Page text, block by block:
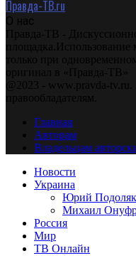
Правда-ТВ.ru
О нас
Правда-ТВ -
площадка.Использование
только при
оригинал в «Правда-ТВ»
@2023 - www.pravda-tv.ru.
правообладателям.
Главная
Авторам
Владельцам
Новости
Украина
Юрий
Михаил
Россия
Мир
ТВ Онлайн